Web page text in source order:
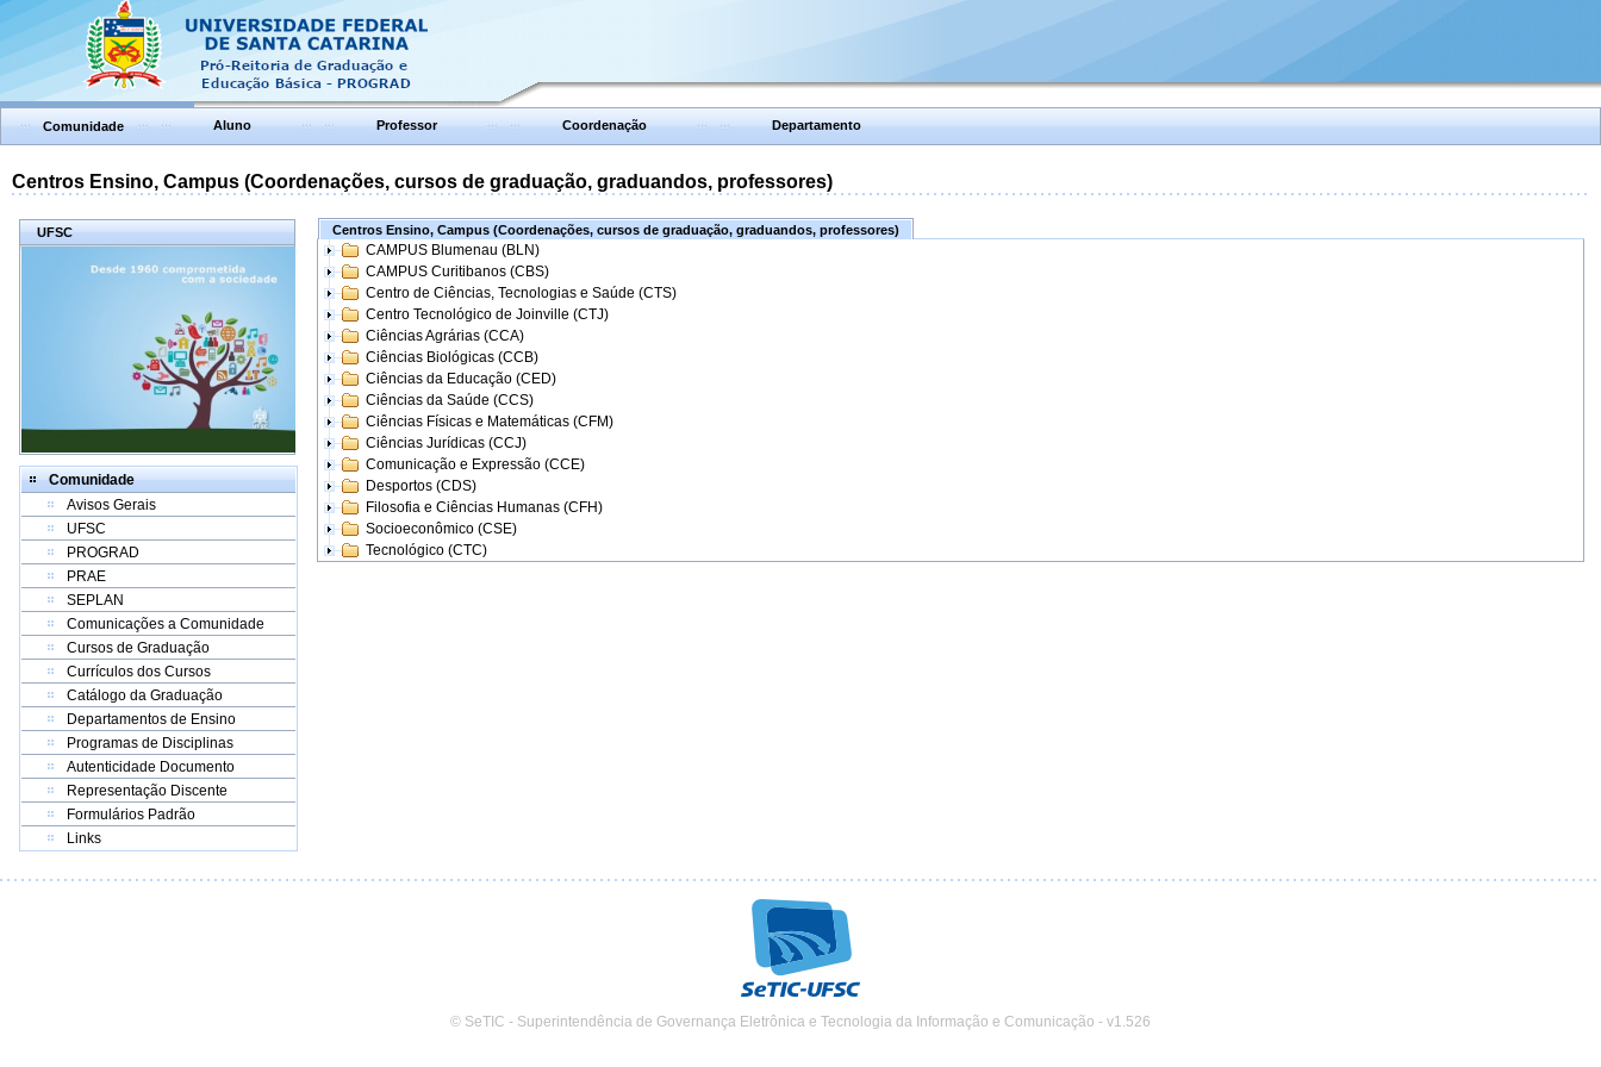
Comunidade Aluno Professor Coordenação Departamento
Centros Ensino, Campus (Coordenações, cursos de graduação, graduandos, professores)
UFSC
Comunidade
Avisos Gerais
UFSC
PROGRAD
PRAE
SEPLAN
Comunicações a Comunidade
Cursos de Graduação
Currículos dos Cursos
Catálogo da Graduação
Departamentos de Ensino
Programas de Disciplinas
Autenticidade Documento
Representação Discente
Formulários Padrão
Links
Centros Ensino, Campus (Coordenações, cursos de graduação, graduandos, professores)
CAMPUS Blumenau (BLN)
CAMPUS Curitibanos (CBS)
Centro de Ciências, Tecnologias e Saúde (CTS)
Centro Tecnológico de Joinville (CTJ)
Ciências Agrárias (CCA)
Ciências Biológicas (CCB)
Ciências da Educação (CED)
Ciências da Saúde (CCS)
Ciências Físicas e Matemáticas (CFM)
Ciências Jurídicas (CCJ)
Comunicação e Expressão (CCE)
Desportos (CDS)
Filosofia e Ciências Humanas (CFH)
Socioeconômico (CSE)
Tecnológico (CTC)
© SeTIC - Superintendência de Governança Eletrônica e Tecnologia da Informação e Comunicação - v1.526